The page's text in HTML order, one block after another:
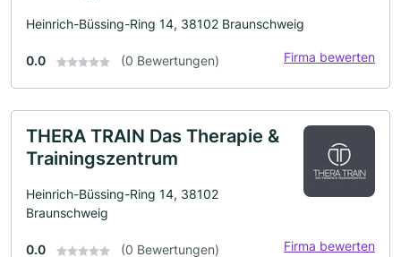
Heinrich-Büssing-Ring 14, 38102 Braunschweig
0.0 (0 Bewertungen) Firma bewerten
THERA TRAIN Das Therapie &
Trainingszentrum
Heinrich-Büssing-Ring 14, 38102
Braunschweig
0.0 (0 Bewertungen) Firma bewerten